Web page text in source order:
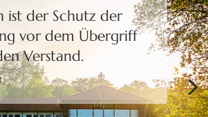
ist der Schutz der
vor dem Übergriff
Verstand.
gibt uns die
eine Wahl zu treffen.